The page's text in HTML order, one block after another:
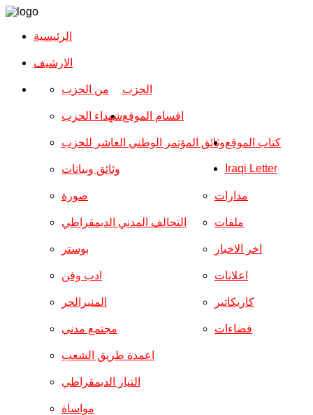
الرئيسية
الارشیف
الحزب من الحزب
شهداء الحزب
وثائق المؤتمر الوطني العاشر للحزب
وثائق وبيانات
اقسام الموقع
صورة
التحالف المدني الديمقراطي
بوستر
ادب وفن
المنبرالحر
مجتمع مدني
مدارات
ملفات
اخر الاخبار
اعلانات
كاريكاتير
فضاءات
اعمدة طريق الشعب
التيار الديمقراطي
مواساة
كتاب الموقع
Iraqi Letter